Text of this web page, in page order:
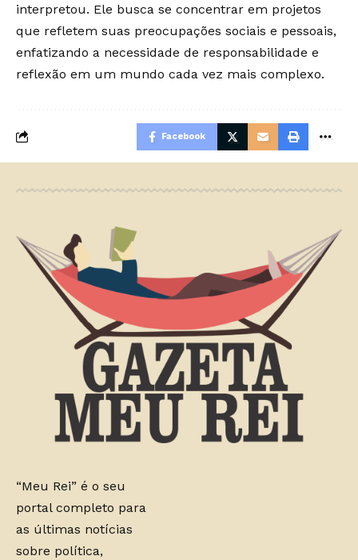
interpretou. Ele busca se concentrar em projetos
que refletem suas preocupações sociais e pessoais,
enfatizando a necessidade de responsabilidade e
reflexão em um mundo cada vez mais complexo.
Facebook
“Meu Rei” é o seu
portal completo para
as últimas notícias
sobre política,